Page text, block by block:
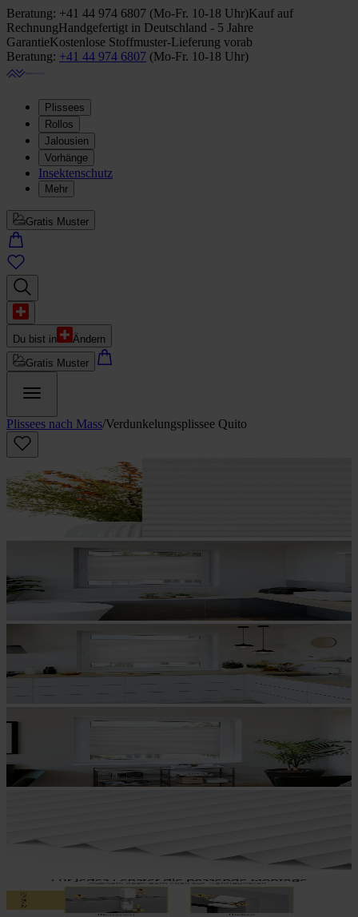
Beratung: +41 44 974 6807 (Mo-Fr. 10-18 Uhr)Kauf auf
RechnungHandgefertigt in Deutschland - 5 Jahre
GarantieKostenlose Stoffmuster-Lieferung vorab
Beratung: +41 44 974 6807 (Mo-Fr. 10-18 Uhr)
Plissees
Rollos
Jalousien
Vorhänge
Insektenschutz
Mehr
Gratis Muster
Du bist in
Ändern
Gratis Muster
Plissees nach Mass/Verdunkelungs­plissee Quito